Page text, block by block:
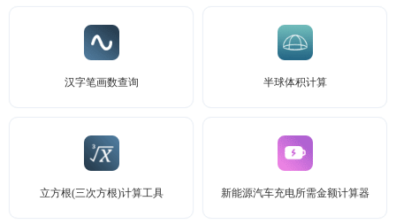
汉字笔画数查询 半球体积计算
立方根(三次方根)计算工具 新能源汽车充电所需金额计算器